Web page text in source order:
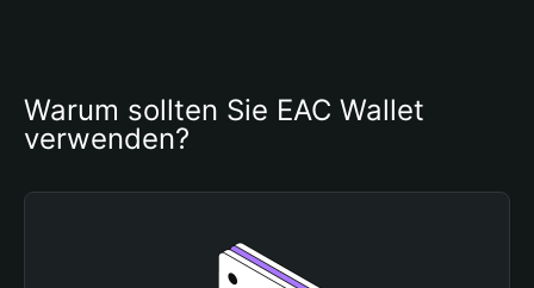
Warum sollten Sie EAC Wallet
verwenden?